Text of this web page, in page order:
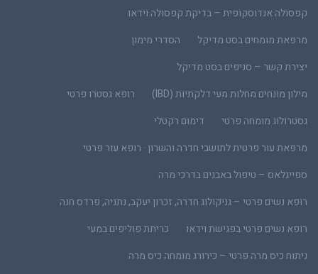
קפסולה אנדוסקופית – בדיקת קפסולה וידאו
מרפאת מומחים בסט מדיקל
הסדרי מימון
יצירת קשר – סניפים בסט מדיקל
מילון מונחים מחלות מעי דלקתיות (IBD)
רופא גסטרו פרטי
גסטרולוג מומחה פרטי
דימום רקטלי
מרפאת עור פרטית לתושבי חדרה והשרון · רופא עור פרטי
ספייגלאס – טיפול באבנים בדרכי מרה
רופא נשים פרטי – גניקולוג חדרה, זכרון יעקב, נתניה, פרדס חנה
רופא נשים פרטי בפגישת וידאו
כריתת פוליפים במעי
ניתוח כיס מרה פרטי – כירורג מומחה כיס מרה